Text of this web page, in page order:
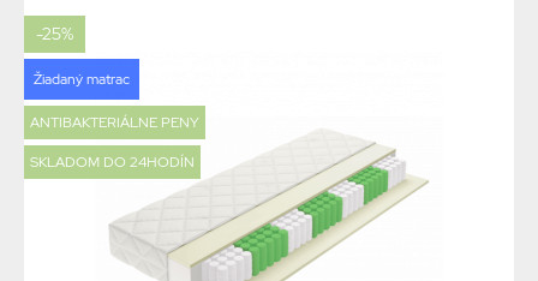
-25%
Žiadaný matrac
ANTIBAKTERIÁLNE PENY
SKLADOM DO 24HODÍN